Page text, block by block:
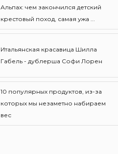
Альпах: чем закончился детский
крестовый поход, самая ужа ...
Итальянская красавица Шилла
Габель - дублерша Софи Лорен
10 популярных продуктов, из-за
которых мы незаметно набираем
вес